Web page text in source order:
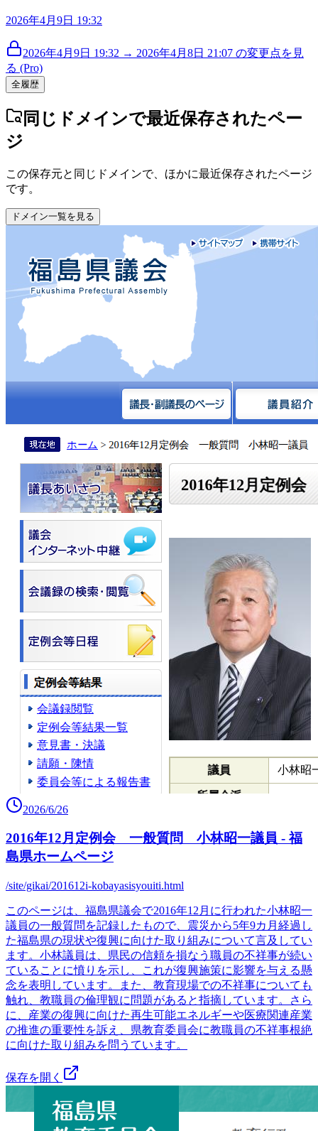
2026年4月9日 19:32
2026年4月9日 19:32 → 2026年4月8日 21:07 の変更点を見
る (Pro)
全履歴
同じドメインで最近保存されたペー
ジ
この保存元と同じドメインで、ほかに最近保存されたページ
です。
ドメイン一覧を見る
2026/6/26
2016年12月定例会 一般質問 小林昭一議員 - 福
島県ホームページ
/site/gikai/201612i-kobayasisyouiti.html
このページは、福島県議会で2016年12月に行われた小林昭一
議員の一般質問を記録したもので、震災から5年9カ月経過し
た福島県の現状や復興に向けた取り組みについて言及してい
ます。小林議員は、県民の信頼を損なう職員の不祥事が続い
ていることに憤りを示し、これが復興施策に影響を与える懸
念を表明しています。また、教育現場での不祥事についても
触れ、教職員の倫理観に問題があると指摘しています。さら
に、産業の復興に向けた再生可能エネルギーや医療関連産業
の推進の重要性を訴え、県教育委員会に教職員の不祥事根絶
に向けた取り組みを問うています。
保存を開く